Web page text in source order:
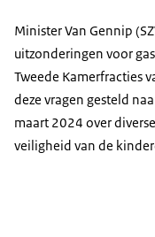
Minister Van Gennip
uitzonderingen voor
Tweede Kamerfracties
deze vragen gesteld
maart 2024 over
veiligheid van de